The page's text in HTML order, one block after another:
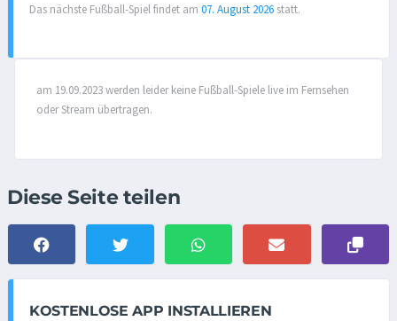
Das nächste Fußball-Spiel findet am 07. August 2026 statt.
am 19.09.2023 werden leider keine Fußball-Spiele live im Fernsehen
oder Stream übertragen.
Diese Seite teilen
KOSTENLOSE APP INSTALLIEREN